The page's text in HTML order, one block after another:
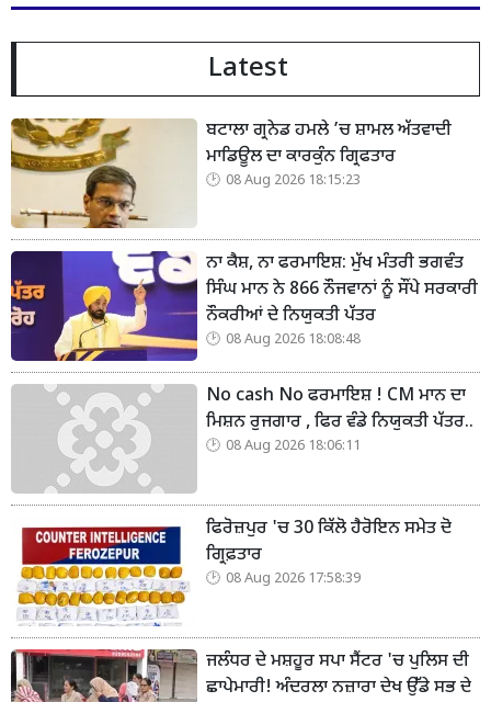
Latest
ਬਟਾਲਾ ਗ੍ਰਨੇਡ ਹਮਲੇ ’ਚ ਸ਼ਾਮਲ ਅੱਤਵਾਦੀ
ਮਾਡਿਊਲ ਦਾ ਕਾਰਕੁੰਨ ਗ੍ਰਿਫਤਾਰ
08 Aug 2026 18:15:23
ਨਾ ਕੈਸ਼, ਨਾ ਫਰਮਾਇਸ਼: ਮੁੱਖ ਮੰਤਰੀ ਭਗਵੰਤ
ਸਿੰਘ ਮਾਨ ਨੇ 866 ਨੌਜਵਾਨਾਂ ਨੂੰ ਸੌਂਪੇ ਸਰਕਾਰੀ
ਨੌਕਰੀਆਂ ਦੇ ਨਿਯੁਕਤੀ ਪੱਤਰ
08 Aug 2026 18:08:48
No cash No ਫਰਮਾਇਸ਼ ! CM ਮਾਨ ਦਾ
ਮਿਸ਼ਨ ਰੁਜਗਾਰ , ਫਿਰ ਵੰਡੇ ਨਿਯੁਕਤੀ ਪੱਤਰ..
08 Aug 2026 18:06:11
ਫਿਰੋਜ਼ਪੁਰ 'ਚ 30 ਕਿੱਲੋ ਹੈਰੋਇਨ ਸਮੇਤ ਦੋ
ਗ੍ਰਿਫ਼ਤਾਰ
08 Aug 2026 17:58:39
ਜਲੰਧਰ ਦੇ ਮਸ਼ਹੂਰ ਸਪਾ ਸੈਂਟਰ 'ਚ ਪੁਲਿਸ ਦੀ
ਛਾਪੇਮਾਰੀ! ਅੰਦਰਲਾ ਨਜ਼ਾਰਾ ਦੇਖ ਉੱਡੇ ਸਭ ਦੇ